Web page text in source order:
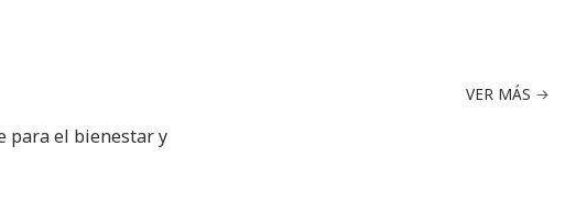
para el bienestar y
VER MÁS